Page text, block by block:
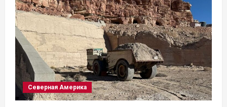
Северная Америка